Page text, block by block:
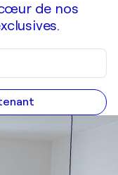
de nos